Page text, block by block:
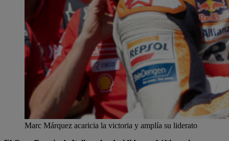
Marc Márquez acaricia la victoria y amplía su liderato